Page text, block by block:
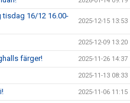
tisdag 16/12 16.00-
2025-12-15 13:53
2025-12-09 13:20
färger! 2025-11-26 14:37
2025-11-13 08:33
2025-11-06 11:15